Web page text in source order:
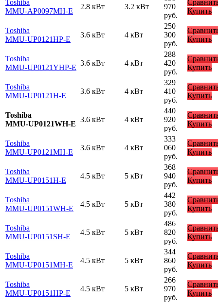
Toshiba
MMU-AP0097MH-E
2.8 кВт 3.2 кВт
970
руб.
Купить
Toshiba
MMU-UP0121HP-E
3.6 кВт 4 кВт
250
300
руб.
Купить
Toshiba
MMU-UP0121YHP-E
3.6 кВт 4 кВт
288
420
руб.
Купить
Toshiba
MMU-UP0121H-E
3.6 кВт 4 кВт
329
410
руб.
Купить
Toshiba
MMU-UP0121WH-E
3.6 кВт 4 кВт
440
920
руб.
Купить
Toshiba
MMU-UP0121MH-E
3.6 кВт 4 кВт
333
060
руб.
Купить
Toshiba
MMU-UP0151H-E
4.5 кВт 5 кВт
368
940
руб.
Купить
Toshiba
MMU-UP0151WH-E
4.5 кВт 5 кВт
442
380
руб.
Купить
Toshiba
MMU-UP0151SH-E
4.5 кВт 5 кВт
486
820
руб.
Купить
Toshiba
MMU-UP0151MH-E
4.5 кВт 5 кВт
344
860
руб.
Купить
Toshiba
MMU-UP0151HP-E
4.5 кВт 5 кВт
266
970
руб.
Купить